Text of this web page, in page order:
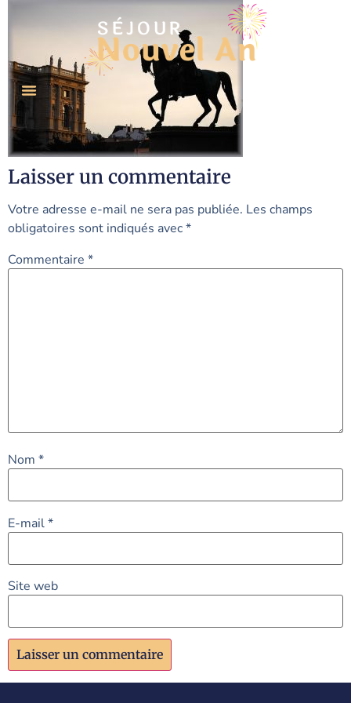
Laisser un commentaire
Votre adresse e-mail ne sera pas publiée. Les champs
obligatoires sont indiqués avec*
Commentaire *
Nom *
E-mail*
Site web